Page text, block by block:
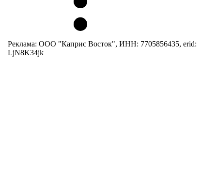
Реклама: ООО "Каприс Восток", ИНН: 7705856435, erid:
LjN8K34jk